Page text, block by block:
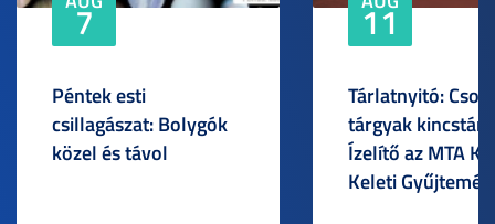
7
Péntek esti
csillagászat: Bolygók
közel és távol
11
Tárlatnyitó:
tárgyak
Ízelítő az MTA
Keleti